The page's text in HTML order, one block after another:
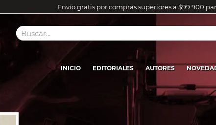
Envío gratis por compras superiores a $99.900
INICIO EDITORIALES AUTORES